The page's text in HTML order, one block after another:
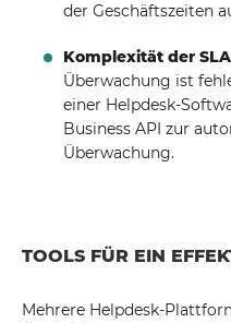
der Geschäftszeiten
Komplexität der
Überwachung ist
einer Helpdesk-
Business API zur
Überwachung.
TOOLS FÜR EIN
Mehrere Helpdesk-